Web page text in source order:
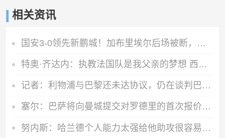
相关资讯
国安3-0领先新鹏城！加布里埃尔后场被断，张玉宁助攻达万双响
特奥·齐达内：执教法国队是我父亲的梦想 西班牙队夺冠实至名归
记者：利物浦与巴黎还未达协议，仍在谈判巴尔科拉
塞尔：巴萨将向曼城提交对罗德里的首次报价，总价值6000万欧元
努内斯：哈兰德个人能力太强给他助攻很容易，和他有天然的默契